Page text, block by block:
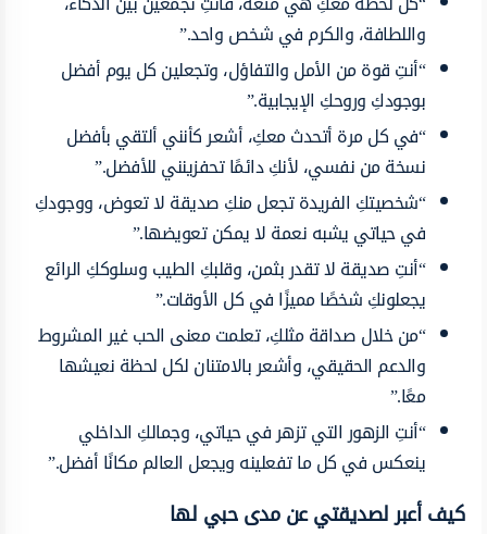
واللطافة، والكرم في شخص واحد.”
“أنتِ قوة من الأمل والتفاؤل، وتجعلين كل يوم أفضل
بوجودكِ وروحكِ الإيجابية.”
“في كل مرة أتحدث معكِ، أشعر كأنني ألتقي بأفضل
نسخة من نفسي، لأنكِ دائمًا تحفزينني للأفضل.”
“شخصيتكِ الفريدة تجعل منكِ صديقة لا تعوض، ووجودكِ
في حياتي يشبه نعمة لا يمكن تعويضها.”
“أنتِ صديقة لا تقدر بثمن، وقلبكِ الطيب وسلوككِ الرائع
يجعلونكِ شخصًا مميزًا في كل الأوقات.”
“من خلال صداقة مثلكِ، تعلمت معنى الحب غير المشروط
والدعم الحقيقي، وأشعر بالامتنان لكل لحظة نعيشها
معًا.”
“أنتِ الزهور التي تزهر في حياتي، وجمالكِ الداخلي
ينعكس في كل ما تفعلينه ويجعل العالم مكانًا أفضل.”
كيف أعبر لصديقتي عن مدى حبي لها